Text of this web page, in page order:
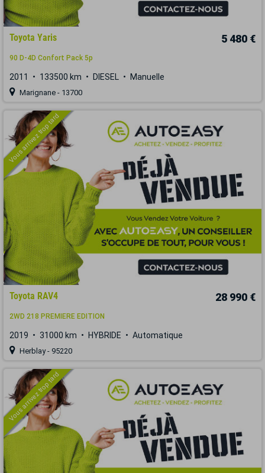
Toyota Yaris 5 480 €
90 D-4D Confort Pack 5p
2011 133500 km DIESEL Manuelle
Marignane - 13700
Vous arrivez trop tard
Toyota RAV4 28 990 €
2WD 218 PREMIERE EDITION
2019 31000 km HYBRIDE Automatique
Herblay - 95220
Vous arrivez trop tard